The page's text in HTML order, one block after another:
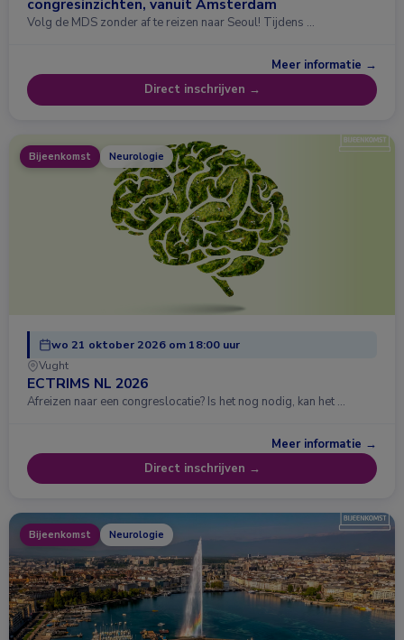
congresinzichten, vanuit Amsterdam
Volg de MDS zonder af te reizen naar Seoul! Tijdens …
Meer informatie →
Direct inschrijven →
Bijeenkomst Neurologie
wo 21 oktober 2026 om 18:00 uur
Vught
ECTRIMS NL 2026
Afreizen naar een congreslocatie? Is het nog nodig, kan het …
Meer informatie →
Direct inschrijven →
Bijeenkomst Neurologie